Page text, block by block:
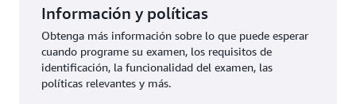
Información y políticas
Obtenga más información sobre lo que puede esperar
cuando programe su examen, los requisitos de
identificación, la funcionalidad del examen, las
políticas relevantes y más.